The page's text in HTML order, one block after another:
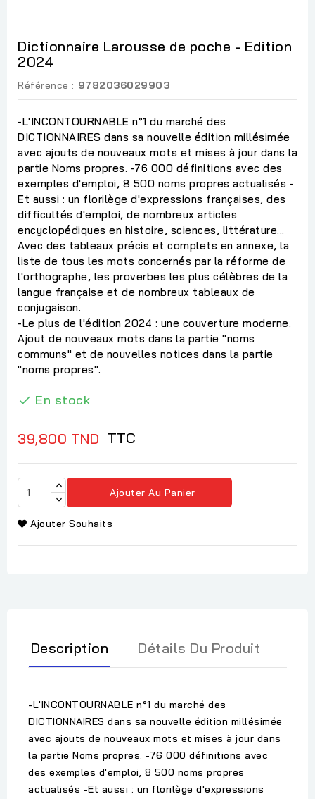
Dictionnaire Larousse de poche - Edition
2024
Référence : 9782036029903
-L'INCONTOURNABLE n°1 du marché des
DICTIONNAIRES dans sa nouvelle édition millésimée
avec ajouts de nouveaux mots et mises à jour dans la
partie Noms propres. -76 000 définitions avec des
exemples d'emploi, 8 500 noms propres actualisés -
Et aussi : un florilège d'expressions françaises, des
difficultés d'emploi, de nombreux articles
encyclopédiques en histoire, sciences, littérature...
Avec des tableaux précis et complets en annexe, la
liste de tous les mots concernés par la réforme de
l'orthographe, les proverbes les plus célèbres de la
langue française et de nombreux tableaux de
conjugaison.
-Le plus de l'édition 2024 : une couverture moderne.
Ajout de nouveaux mots dans la partie "noms
communs" et de nouvelles notices dans la partie
"noms propres".
 En stock
39,800 TND TTC
Ajouter Au Panier
Ajouter Souhaits
Description Détails Du Produit
-L'INCONTOURNABLE n°1 du marché des
DICTIONNAIRES dans sa nouvelle édition millésimée
avec ajouts de nouveaux mots et mises à jour dans
la partie Noms propres. -76 000 définitions avec
des exemples d'emploi, 8 500 noms propres
actualisés -Et aussi : un florilège d'expressions